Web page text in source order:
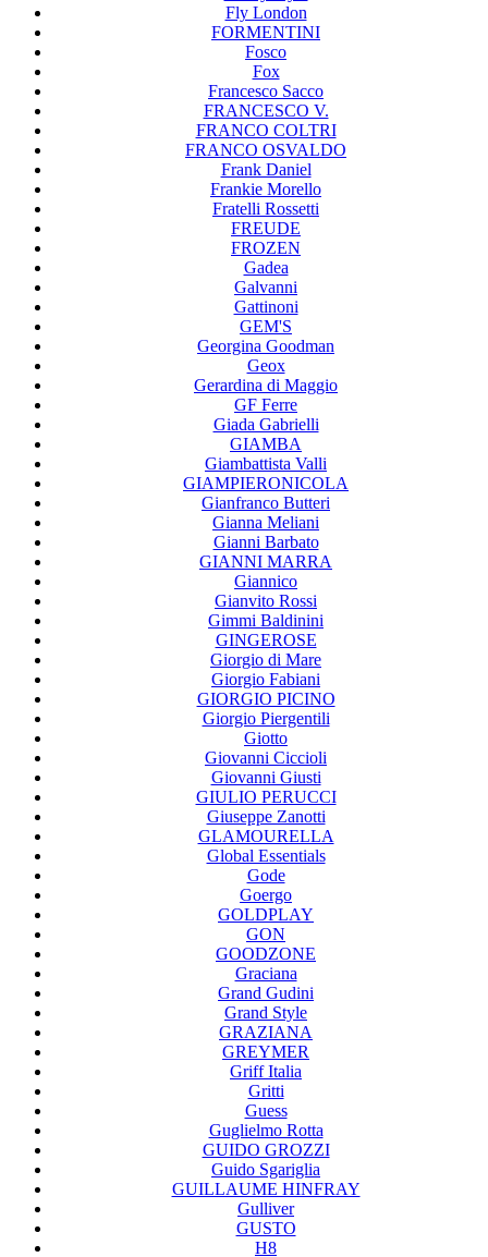
Fly London
FORMENTINI
Fosco
Fox
Francesco Sacco
FRANCESCO V.
FRANCO COLTRI
FRANCO OSVALDO
Frank Daniel
Frankie Morello
Fratelli Rossetti
FREUDE
FROZEN
Gadea
Galvanni
Gattinoni
GEM'S
Georgina Goodman
Geox
Gerardina di Maggio
GF Ferre
Giada Gabrielli
GIAMBA
Giambattista Valli
GIAMPIERONICOLA
Gianfranco Butteri
Gianna Meliani
Gianni Barbato
GIANNI MARRA
Giannico
Gianvito Rossi
Gimmi Baldinini
GINGEROSE
Giorgio di Mare
Giorgio Fabiani
GIORGIO PICINO
Giorgio Piergentili
Giotto
Giovanni Ciccioli
Giovanni Giusti
GIULIO PERUCCI
Giuseppe Zanotti
GLAMOURELLA
Global Essentials
Gode
Goergo
GOLDPLAY
GON
GOODZONE
Graciana
Grand Gudini
Grand Style
GRAZIANA
GREYMER
Griff Italia
Gritti
Guess
Guglielmo Rotta
GUIDO GROZZI
Guido Sgariglia
GUILLAUME HINFRAY
Gulliver
GUSTO
H8